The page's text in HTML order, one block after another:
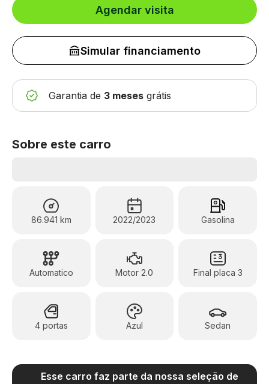
Agendar visita
Simular financiamento
Garantia de 3 meses grátis
Sobre este carro
86.941 km 2022/2023 Gasolina
Automatico Motor 2.0 Final placa 3
4 portas Azul Sedan
Esse carro faz parte da nossa seleção de